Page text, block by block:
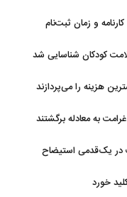
و زمان ثبت‌نام
هزینه را می‌پردازند
در یک‌قدمی استیضاح